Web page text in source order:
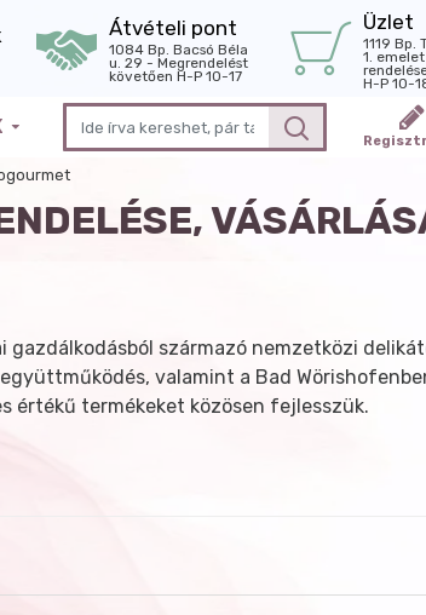
Átvételi pont
1084 Bp. Bacsó Béla
u. 29 - Megrendelést
követően H-P 10-17
Üzlet
1119 Bp.
1.
H-P 10-
származó nemzetközi
valamint a Bad
értékű termékeket közösen fejlesszük.